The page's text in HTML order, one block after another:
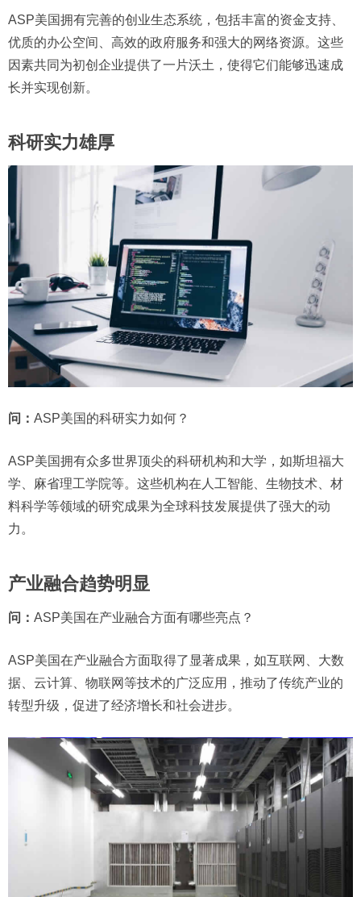
ASP美国拥有完善的创业生态系统，包括丰富的资金支持、
优质的办公空间、高效的政府服务和强大的网络资源。这些
因素共同为初创企业提供了一片沃土，使得它们能够迅速成
长并实现创新。
科研实力雄厚
问： ASP美国的科研实力如何？
ASP美国拥有众多世界顶尖的科研机构和大学，如斯坦福大
学、麻省理工学院等。这些机构在人工智能、生物技术、材
料科学等领域的研究成果为全球科技发展提供了强大的动
力。
产业融合趋势明显
问： ASP美国在产业融合方面有哪些亮点？
ASP美国在产业融合方面取得了显著成果，如互联网、大数
据、云计算、物联网等技术的广泛应用，推动了传统产业的
转型升级，促进了经济增长和社会进步。